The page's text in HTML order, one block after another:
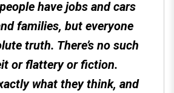
have jobs and cars
families, but everyone
truth. There’s no such
or flattery or fiction.
what they think, and